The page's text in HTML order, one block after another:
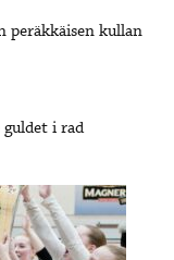
peräkkäisen kullan
i rad